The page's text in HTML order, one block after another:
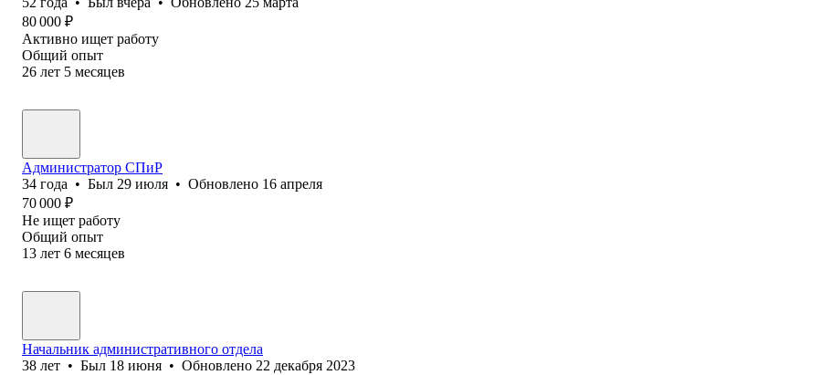
80 000 ₽
Активно ищет работу
Общий опыт
26 лет 5 месяцев
Администратор СПиР
34 года • Был 29 июля • Обновлено 16 апреля
70 000 ₽
Не ищет работу
Общий опыт
13 лет 6 месяцев
Начальник административного отдела
38 лет • Был 18 июня • Обновлено 22 декабря 2023